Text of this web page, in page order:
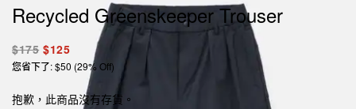
Recycled Greenskeeper Trouser
$175 $125
您省下了: $50 (29% Off)
抱歉，此商品沒有存貨。